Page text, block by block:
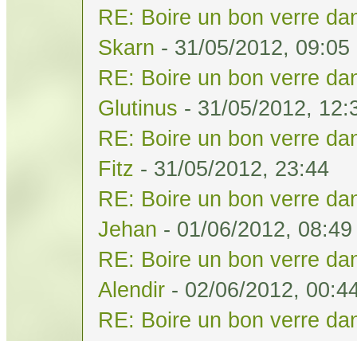
RE: Boire un bon verre
Skarn - 31/05/2012, 09:05
RE: Boire un bon verre
Glutinus - 31/05/2012,
RE: Boire un bon verre
Fitz - 31/05/2012, 23:44
RE: Boire un bon verre
Jehan - 01/06/2012, 08:49
RE: Boire un bon verre
Alendir - 02/06/2012,
RE: Boire un bon verre